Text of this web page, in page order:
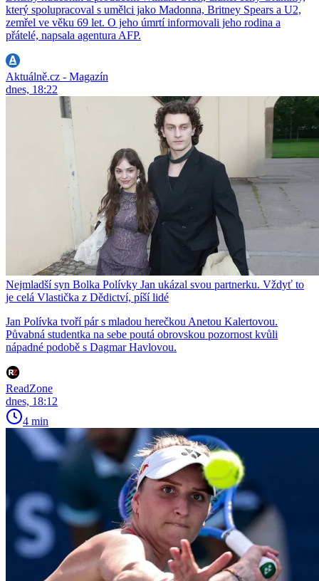
který spolupracoval s umělci jako Madonna, Britney Spears a U2,
zemřel ve věku 69 let. O jeho úmrtí informovali jeho rodina a
přátelé, napsala agentura AFP.
Aktuálně.cz - Magazín
dnes, 18:22
Nejmladší syn Bolka Polívky Jan ukázal svou partnerku. Vždyť to
je celá Vlastička z Dědictví, píší lidé
Jan Polívka tvoří pár s mladou herečkou Anetou Kalertovou.
Půvabná studentka na sebe poutá obrovskou pozornost kvůli
nápadné podobě s Dagmar Havlovou.
ReadZone
dnes, 18:12
4 min